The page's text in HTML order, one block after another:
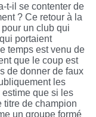
t-il se contenter de
? Ce retour à la
un club qui
portaient
temps est venu de
que le coup est
de donner de faux
les
que si les
titre de champion
un groupe formé